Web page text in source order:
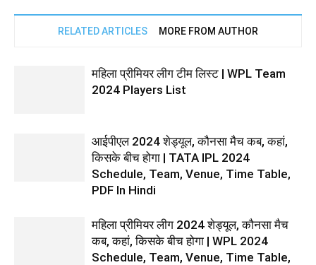
RELATED ARTICLES MORE FROM AUTHOR
महिला प्रीमियर लीग टीम लिस्ट | WPL Team
2024 Players List
आईपीएल 2024 शेड्यूल, कौनसा मैच कब, कहां,
किसके बीच होगा | TATA IPL 2024
Schedule, Team, Venue, Time Table,
PDF In Hindi
महिला प्रीमियर लीग 2024 शेड्यूल, कौनसा मैच
कब, कहां, किसके बीच होगा | WPL 2024
Schedule, Team, Venue, Time Table,